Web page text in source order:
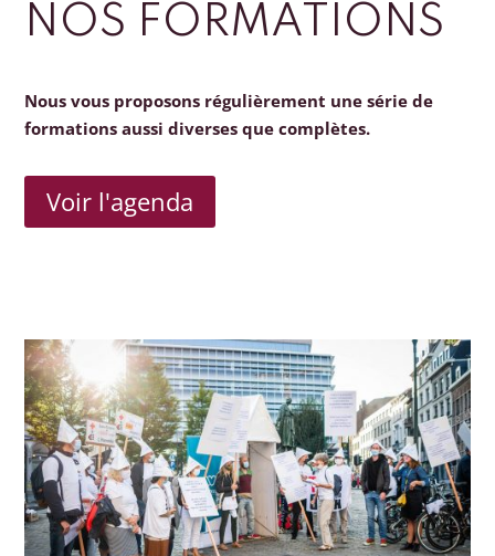
NOS FORMATIONS
Nous vous proposons régulièrement une série de
formations aussi diverses que complètes.
Voir l'agenda